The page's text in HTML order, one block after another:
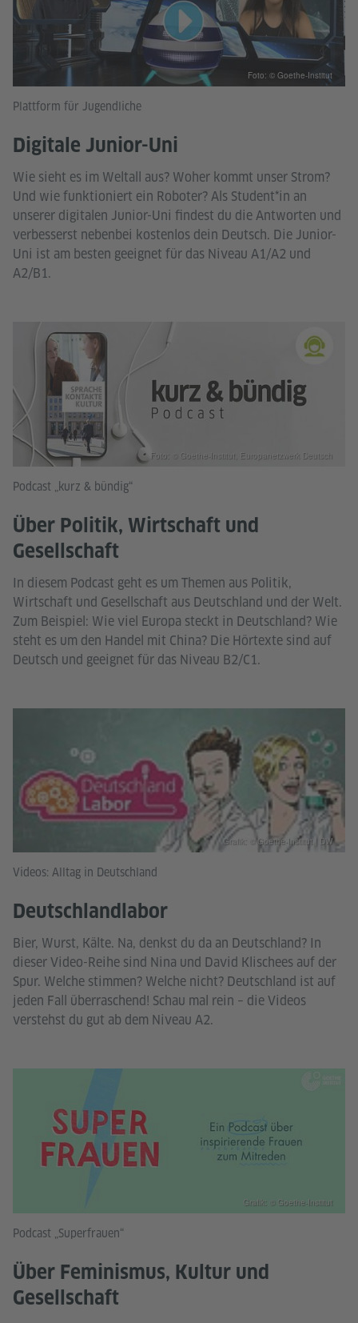
Plattform für Jugendliche
Digitale Junior-Uni
Wie sieht es im Weltall aus? Woher kommt unser Strom?
Und wie funktioniert ein Roboter? Als Student*in an
unserer digitalen Junior-Uni findest du die Antworten und
verbesserst nebenbei kostenlos dein Deutsch. Die Junior-
Uni ist am besten geeignet für das Niveau A1/A2 und
A2/B1.
Foto: © Goethe-Institut
Podcast „kurz & bündig“
Über Politik, Wirtschaft und
Gesellschaft
In diesem Podcast geht es um Themen aus Politik,
Wirtschaft und Gesellschaft aus Deutschland und der Welt.
Zum Beispiel: Wie viel Europa steckt in Deutschland? Wie
steht es um den Handel mit China? Die Hörtexte sind auf
Deutsch und geeignet für das Niveau B2/C1.
Foto: © Goethe-Institut, Europanetzwerk Deutsch
Videos: Alltag in Deutschland
Deutschlandlabor
Bier, Wurst, Kälte. Na, denkst du da an Deutschland? In
dieser Video-Reihe sind Nina und David Klischees auf der
Spur. Welche stimmen? Welche nicht? Deutschland ist auf
jeden Fall überraschend! Schau mal rein – die Videos
verstehst du gut ab dem Niveau A2.
Grafik: © Goethe-Institut | DW
Podcast „Superfrauen“
Über Feminismus, Kultur und
Gesellschaft
Grafik: © Goethe-Institut